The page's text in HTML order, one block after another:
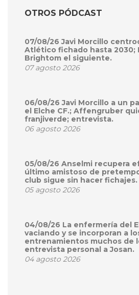
OTROS PÓDCAST
07/08/26 Javi Morcillo
Atlético fichado hasta
Brightom el siguiente.
07 agosto 2026
06/08/26 Javi Morcillo a un
el Elche CF.; Affengruber
franjiverde; entrevista.
06 agosto 2026
05/08/26 Anselmi recupera
último amistoso de
club sigue sin hacer fichajes.
05 agosto 2026
04/08/26 La enfermería del
vaciando y se incorporan a
entrenamientos muchos de
entrevista personal a Josan.
04 agosto 2026